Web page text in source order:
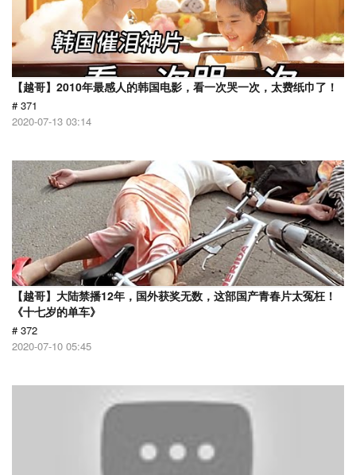
【越哥】2010年最感人的韩国电影，看一次哭一次，太费纸巾了！
# 371
2020-07-13 03:14
【越哥】大陆禁播12年，国外获奖无数，这部国产青春片太冤枉！
《十七岁的单车》
# 372
2020-07-10 05:45